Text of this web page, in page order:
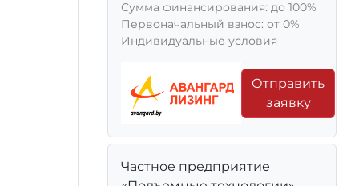
Сумма финансирования: до 100%
Первоначальный взнос: от 0%
Индивидуальные условия
Отправить
заявку
Частное предприятие